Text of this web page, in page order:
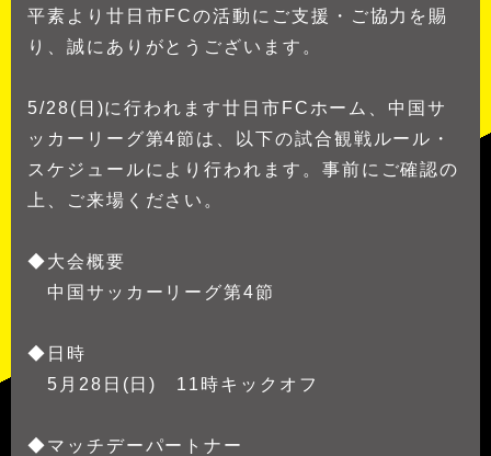
平素より廿日市FCの活動にご支援・ご協力を賜
り、誠にありがとうございます。
5/28(日)に行われます廿日市FCホーム、中国サ
ッカーリーグ第4節は、以下の試合観戦ルール・
スケジュールにより行われます。事前にご確認の
上、ご来場ください。
◆大会概要
中国サッカーリーグ第4節
◆日時
5月28日(日) 11時キックオフ
◆マッチデーパートナー